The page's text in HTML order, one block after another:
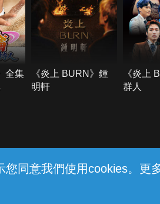
同意我們使用cookies。更
全集
《炎上 BURN》鍾
明軒
《炎上
群人